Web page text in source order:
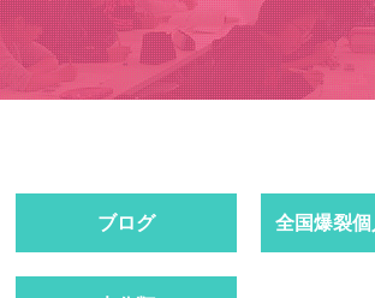
ブログ 全国爆裂